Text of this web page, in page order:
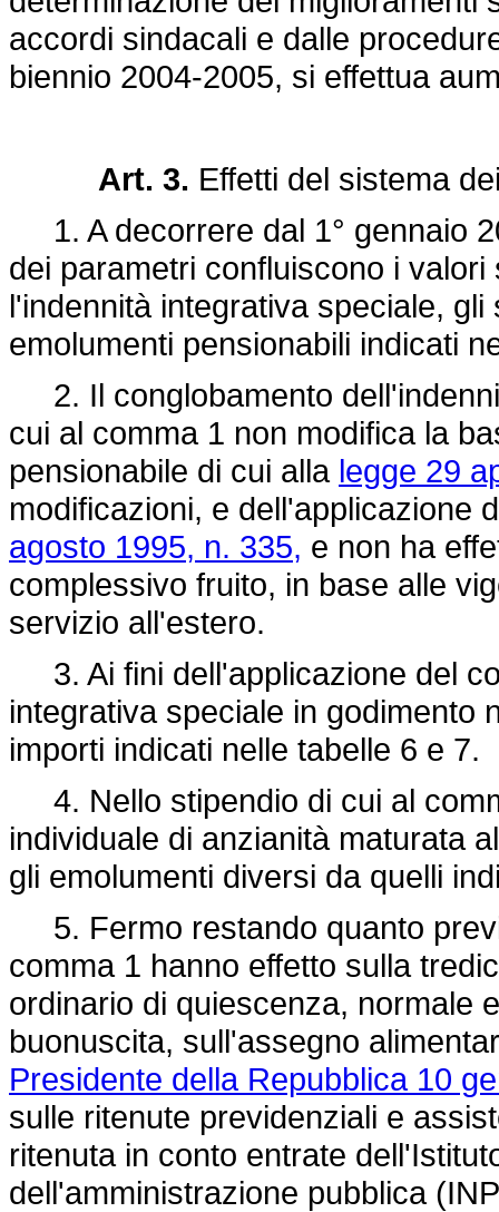
accordi sindacali e dalle
biennio 2004-2005, si effettua
Art. 3. Effetti del sistema
1. A decorrere dal 1° gennaio
dei parametri confluiscono i
l'indennità integrativa speciale,
emolumenti pensionabili indicati
2. Il conglobamento
cui al comma 1 non modifica la
pensionabile di cui alla legge 29
modificazioni, e dell'applicazione
agosto 1995, n. 335, e non ha
complessivo fruito, in base alle
servizio all'estero.
3. Ai fini dell'applicazione del
integrativa speciale in godimento
importi indicati nelle tabelle 6 e 7.
4. Nello stipendio di cui al
individuale di anzianità maturata
gli emolumenti diversi da quelli
5. Fermo restando quanto
comma 1 hanno effetto sulla
ordinario di quiescenza, normale
buonuscita, sull'assegno
Presidente della Repubblica 10
sulle ritenute previdenziali e
ritenuta in conto entrate
dell'amministrazione pubblica